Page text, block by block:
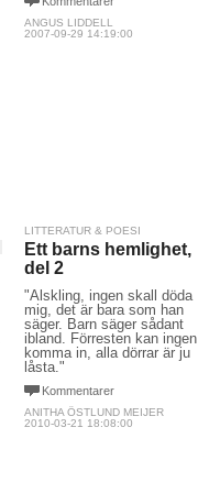
ANGUS LIDDELL
2007-09-29 14:19:00
LITTERATUR & POESI
Ett barns hemlighet,
del 2
"Älskling, ingen skall döda
mig, det är bara som han
säger. Barn säger sådant
ibland. Förresten kan ingen
komma in, alla dörrar är ju
låsta."
Kommentarer
ANITHA ÖSTLUND MEIJER
2010-03-21 18:08:00